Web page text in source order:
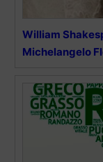
William
Michelangelo